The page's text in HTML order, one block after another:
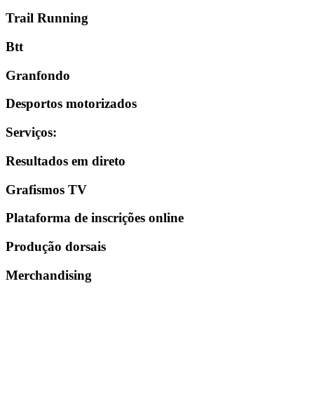
Trail Running
Btt
Granfondo
Desportos motorizados
Serviços:
Resultados em direto
Grafismos TV
Plataforma de inscrições online
Produção dorsais
Merchandising